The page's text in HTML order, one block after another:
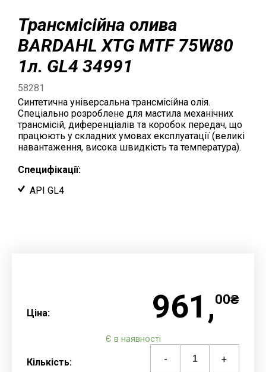
Трансмісійна олива
BARDAHL XTG MTF 75W80
1л. GL4 34991
58281
Синтетична універсальна трансмісійна олія.
Спеціально розроблене для мастила механічних
трансмісій, диференціалів та коробок передач, що
працюють у складних умовах експлуатації (великі
навантаження, висока швидкість та температура).
Специфікації:
API GL4
Ціна: 961,00₴
Є в наявності
Кількість: - +